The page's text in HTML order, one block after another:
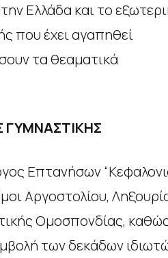
Ελλάδα και το
που έχει αγαπηθεί
τα θεαματικά
ΓΥΜΝΑΣΤΙΚΗΣ
Επτανήσων
Αργοστολίου,
Ομοσπονδίας,
των δεκάδων